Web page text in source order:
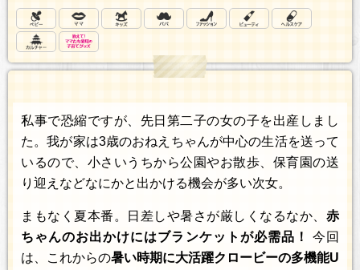
私事で恐縮ですが、先日第二子の女の子を出産しまし
た。我が家は3歳のおねえちゃんが中心の生活を送って
いるので、小さいうちから公園やお散歩、保育園の送
り迎えなどなにかと出かける機会が多い次女。
まもなく夏本番。日差しや暑さが厳しくなるなか、 赤
ちゃんのお出かけにはブランケットが必需品！
今回
は、これからの暑い時期に大活躍クロービーの多機能U